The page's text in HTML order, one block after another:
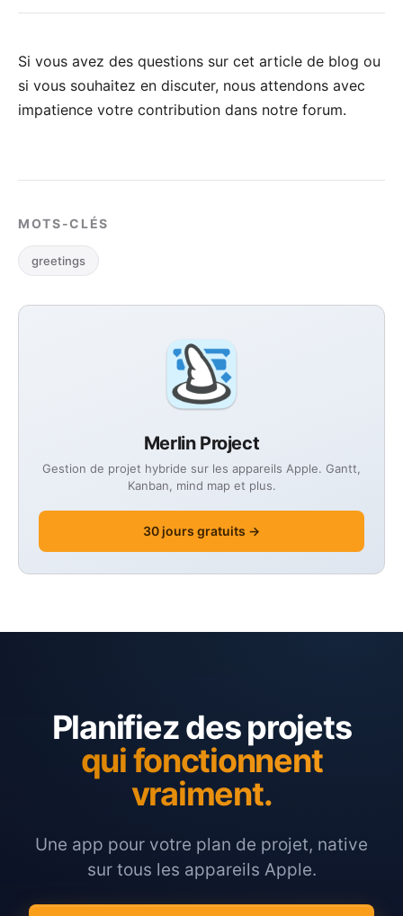
Merlin Project
Gestion de projet hybride sur les appareils Apple. Gantt,
Kanban, mind map et plus.
30 jours gratuits →
Si vous avez des questions sur cet article de blog ou
si vous souhaitez en discuter, nous attendons avec
impatience votre contribution dans notre forum.
MOTS-CLÉS
greetings
Planifiez des projets
qui fonctionnent
vraiment.
Une app pour votre plan de projet, native
sur tous les appareils Apple.